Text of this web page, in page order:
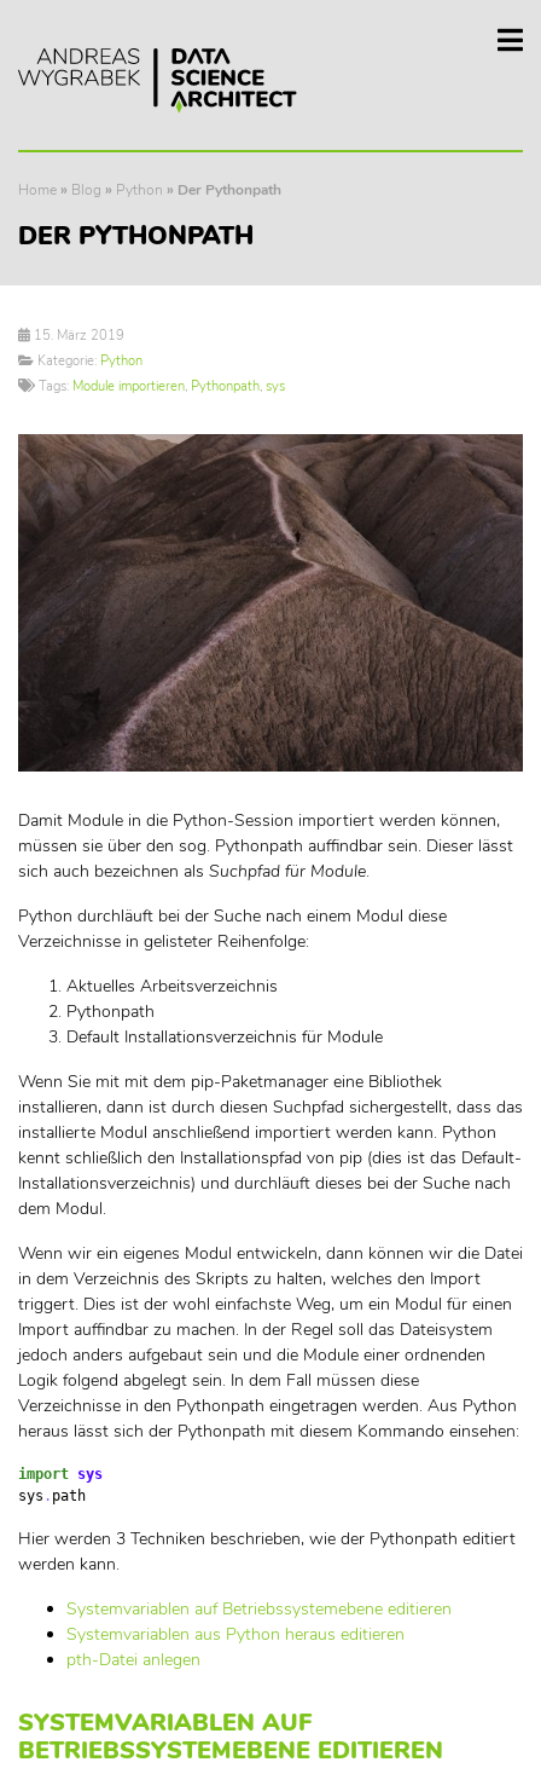
Home » Blog » Python » Der Pythonpath
DER PYTHONPATH
15. März 2019
Kategorie: Python
Tags: Module importieren, Pythonpath, sys
Damit Module in die Python-Session importiert werden können,
müssen sie über den sog. Pythonpath auffindbar sein. Dieser lässt
sich auch bezeichnen als Suchpfad für Module.
Python durchläuft bei der Suche nach einem Modul diese
Verzeichnisse in gelisteter Reihenfolge:
Aktuelles Arbeitsverzeichnis
Pythonpath
Default Installationsverzeichnis für Module
Wenn Sie mit mit dem pip-Paketmanager eine Bibliothek
installieren, dann ist durch diesen Suchpfad sichergestellt, dass das
installierte Modul anschließend importiert werden kann. Python
kennt schließlich den Installationspfad von pip (dies ist das Default-
Installationsverzeichnis) und durchläuft dieses bei der Suche nach
dem Modul.
Wenn wir ein eigenes Modul entwickeln, dann können wir die Datei
in dem Verzeichnis des Skripts zu halten, welches den Import
triggert. Dies ist der wohl einfachste Weg, um ein Modul für einen
Import auffindbar zu machen. In der Regel soll das Dateisystem
jedoch anders aufgebaut sein und die Module einer ordnenden
Logik folgend abgelegt sein. In dem Fall müssen diese
Verzeichnisse in den Pythonpath eingetragen werden. Aus Python
heraus lässt sich der Pythonpath mit diesem Kommando einsehen:
import sys
sys . path
Hier werden 3 Techniken beschrieben, wie der Pythonpath editiert
werden kann.
Systemvariablen auf Betriebssystemebene editieren
Systemvariablen aus Python heraus editieren
pth-Datei anlegen
SYSTEMVARIABLEN AUF
BETRIEBSSYSTEMEBENE EDITIEREN